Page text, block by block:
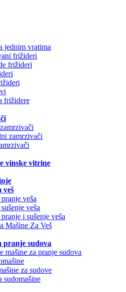
jednim vratima
frižideri
frižideri
frižidere
zamrzivači
vinske vitrine
veš
veša
veša
i sušenje veša
Mašine Za Veš
pranje sudova
mašine za pranje sudova
za sudove
sudomašine